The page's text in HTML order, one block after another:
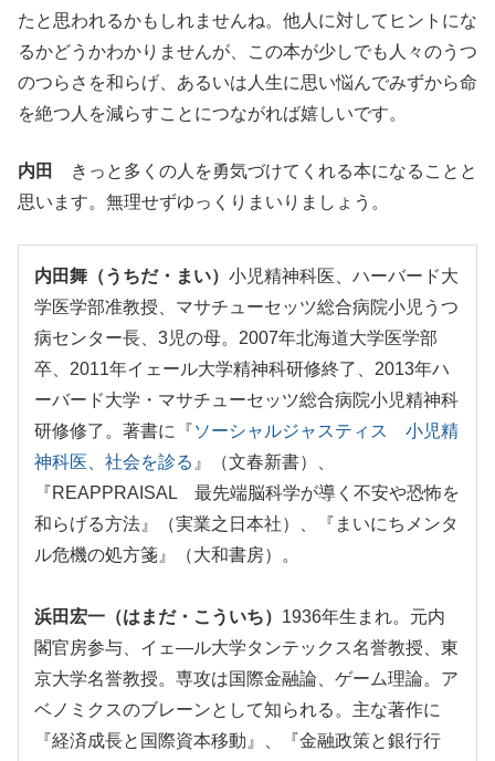
たと思われるかもしれませんね。他人に対してヒントにな
るかどうかわかりませんが、この本が少しでも人々のうつ
のつらさを和らげ、あるいは人生に思い悩んでみずから命
を絶つ人を減らすことにつながれば嬉しいです。
内田
きっと多くの人を勇気づけてくれる本になることと
思います。無理せずゆっくりまいりましょう。
内田舞（うちだ・まい） 小児精神科医、ハーバード大
学医学部准教授、マサチューセッツ総合病院小児うつ
病センター長、3児の母。2007年北海道大学医学部
卒、2011年イェール大学精神科研修終了、2013年ハ
ーバード大学・マサチューセッツ総合病院小児精神科
研修修了。著書に『ソーシャルジャスティス 小児精
神科医、社会を診る 』（文春新書）、
『REAPPRAISAL 最先端脳科学が導く不安や恐怖を
和らげる方法』（実業之日本社）、『まいにちメンタ
ル危機の処方箋』（大和書房）。
浜田宏一（はまだ・こういち） 1936年生まれ。元内
閣官房参与、イェ―ル大学タンテックス名誉教授、東
京大学名誉教授。専攻は国際金融論、ゲーム理論。ア
ベノミクスのブレーンとして知られる。主な著作に
『経済成長と国際資本移動』、『金融政策と銀行行